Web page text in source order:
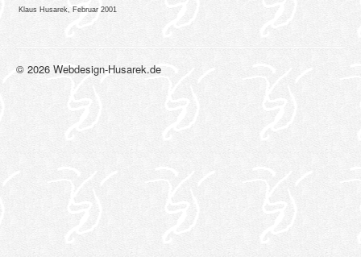
Klaus Husarek, Februar 2001
© 2026 Webdesign-Husarek.de